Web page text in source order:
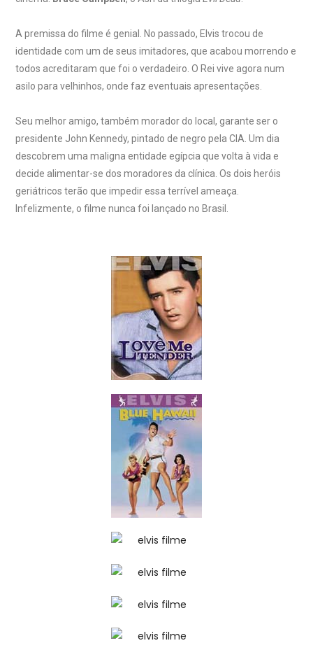
A premissa do filme é genial. No passado, Elvis trocou de
identidade com um de seus imitadores, que acabou morrendo e
todos acreditaram que foi o verdadeiro. O Rei vive agora num
asilo para velhinhos, onde faz eventuais apresentações.
Seu melhor amigo, também morador do local, garante ser o
presidente John Kennedy, pintado de negro pela CIA. Um dia
descobrem uma maligna entidade egípcia que volta à vida e
decide alimentar-se dos moradores da clínica. Os dois heróis
geriátricos terão que impedir essa terrível ameaça.
Infelizmente, o filme nunca foi lançado no Brasil.